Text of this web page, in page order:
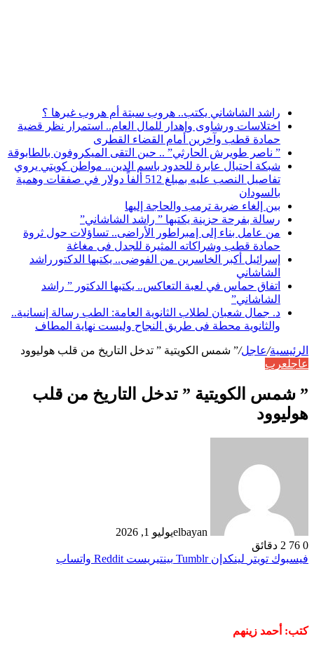
راشد الشاشاني يكتب.. هروب سبتة أم هروب غيرها ؟
اختلاسات ورشاوى وإهدار للمال العام.. استمرار نظر قضية
حمادة قطب وآخرين أمام القضاء القطرى
” ناصر طويرش الحارثي” .. حين التقى الميكروفون بالطابوقة
شبكة احتيال عابرة للحدود باسم الدين.. مواطن كويتي يروي
تفاصيل النصب عليه بمبلغ 512 ألفاً دولار في صفقات وهمية
بالسودان
بين إلغاء ضربة ترمب والحاجة إليها
رسالة بفرحة حزينة يكتبها ” راشد الشاشاني”
من عامل بناء إلى إمبراطور الأراضى.. تساؤلات حول ثروة
حمادة قطب وشراكاته المثيرة للجدل فى مغاغة
إسرائيل أكبر الخاسرين من الفوضى.. يكتبها الدكتورراشد
الشاشاني
اتفاق حماس في لعبة التعاكس.. يكتبها الدكتور ” راشد
الشاشاني”
د. جمال شعبان لطلاب الثانوية العامة: الطب رسالة إنسانية..
والثانوية محطة فى طريق النجاح وليست نهاية المطاف
الرئيسية/عاجل/” شمس الكويتية ” تدخل التاريخ من قلب هوليوود
عاجلعرب
” شمس الكويتية ” تدخل التاريخ من قلب
هوليوود
elbayanيوليو 1, 2026
0
2 دقائق
فيسبوك تويتر لينكدإن بينتيريست واتساب
كتب: أحمد زينهم